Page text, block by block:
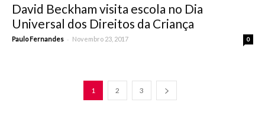
David Beckham visita escola no Dia
Universal dos Direitos da Criança
Paulo Fernandes - Novembro 23, 2017 0
1 2 3